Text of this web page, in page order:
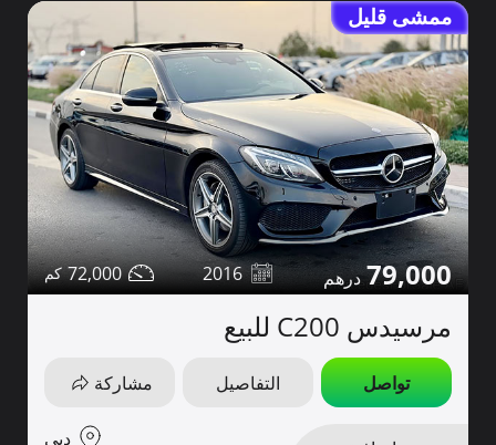
ممشى قليل
79,000
2016
72,000
مرسيدس C200 للبيع
تواصل التفاصيل مشاركة
دبي